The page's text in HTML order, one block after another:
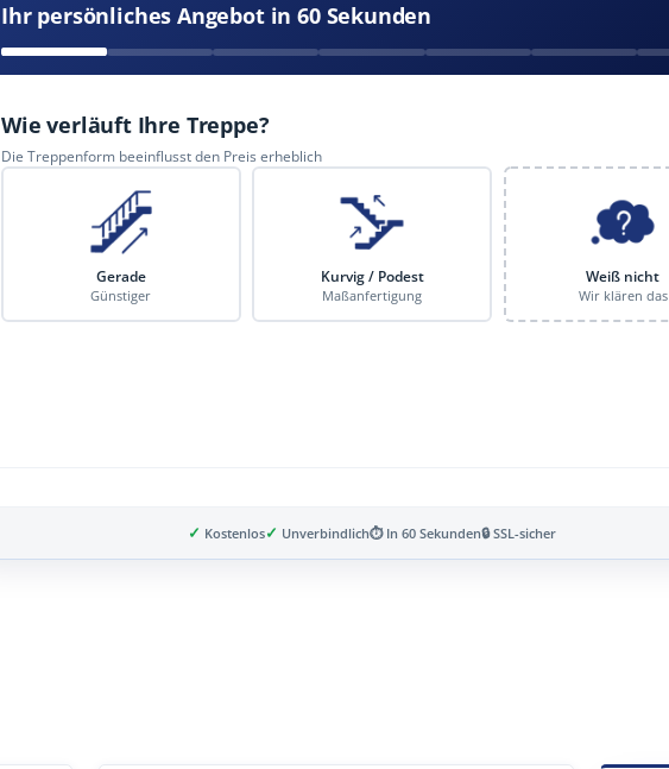
Ihr persönliches Angebot in 60 Sekunden
Wie verläuft Ihre Treppe?
Die Treppenform beeinflusst den Preis erheblich
Gerade
Günstiger
Kurvig / Podest
Maßanfertigung
Weiß nicht
Wir klären das
✓ Kostenlos✓ Unverbindlich⏱ In 60 Sekunden🔒 SSL-sicher